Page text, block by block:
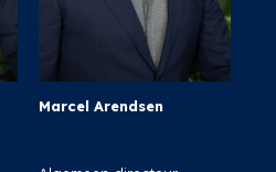
Marcel Arendsen